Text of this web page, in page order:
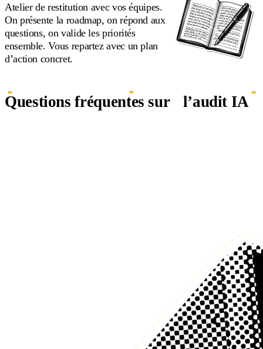
Atelier de restitution avec vos équipes.
On présente la roadmap, on répond aux
questions, on valide les priorités
ensemble. Vous repartez avec un plan
d’action concret.
Questions fréquentes sur l’audit IA